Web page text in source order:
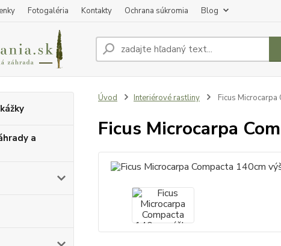
Fotogaléria Kontakty Ochrana súkromia Blog
a
Úvod Interiérové rastliny Ficus Microcarpa
Ficus Microcarpa